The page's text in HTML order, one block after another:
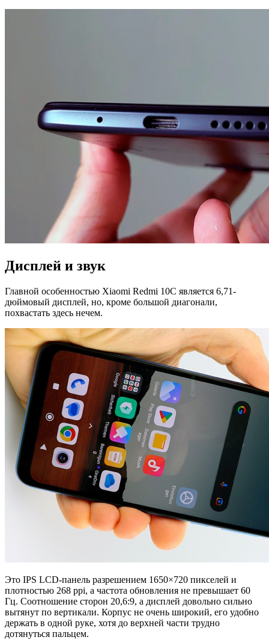
Дисплей и звук
Главной особенностью Xiaomi Redmi 10C является 6,71-
дюймовый дисплей, но, кроме большой диагонали,
похвастать здесь нечем.
Это IPS LCD-панель разрешением 1650×720 пикселей и
плотностью 268 ppi, а частота обновления не превышает 60
Гц. Соотношение сторон 20,6:9, а дисплей довольно сильно
вытянут по вертикали. Корпус не очень широкий, его удобно
держать в одной руке, хотя до верхней части трудно
дотянуться пальцем.